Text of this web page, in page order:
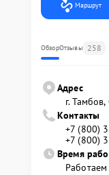
Маршрут
ОбзорОтзывы 258
Адрес
г.
Контакты
+7 (800)
+7 (800)
Время